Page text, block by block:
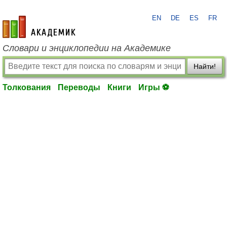
academic.ru
EN DE ES FR
Словари и энциклопедии на Академике
Найти!
Толкования Переводы Книги Игры ⚽